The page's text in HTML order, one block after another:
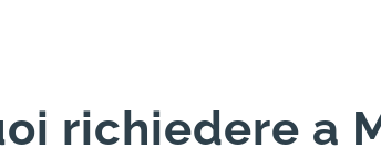
richiedere a